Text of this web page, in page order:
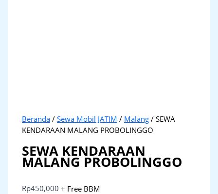
Beranda /Sewa Mobil JATIM / Malang / SEWA
KENDARAAN MALANG PROBOLINGGO
SEWA KENDARAAN
MALANG PROBOLINGGO
Rp450,000 + Free BBM